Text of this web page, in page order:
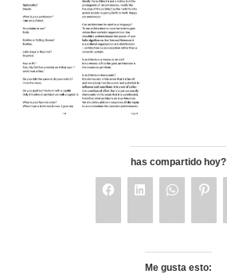
has compartido hoy?
Me gusta esto: